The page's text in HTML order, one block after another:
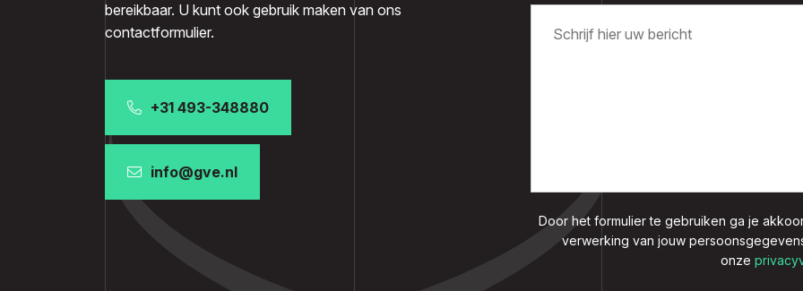
bereikbaar. U kunt ook gebruik maken van ons
contactformulier.
+31 493-348880
info@gve.nl
Door het formulier te gebruiken ga je
verwerking van jouw
onze